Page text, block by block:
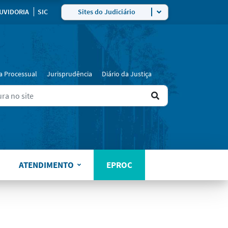
SIC Sites do Judiciário
Processual Jurisprudência Diário da Justiça
Ir
resultado
ATENDIMENTO EPROC